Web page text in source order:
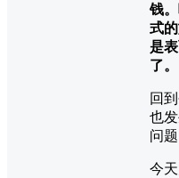
钱
式
是
了。
回
也
问题
今